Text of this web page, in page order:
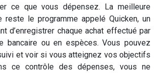
ce que vous dépensez. La meilleure
le programme appelé Quicken, un
d’enregistrer chaque achat effectué par
bancaire ou en espèces. Vous pouvez
et voir si vous atteignez vos objectifs
ce contrôle des dépenses, vous ne